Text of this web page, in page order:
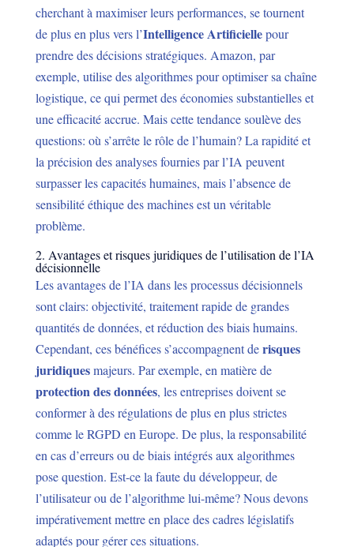
cherchant à maximiser leurs performances, se tournent
de plus en plus vers l’Intelligence Artificiellepour
prendre des décisions stratégiques. Amazon, par
exemple, utilise des algorithmes pour optimiser sa chaîne
logistique, ce qui permet des économies substantielles et
une efficacité accrue. Mais cette tendance soulève des
questions: où s’arrête le rôle de l’humain? La rapidité et
la précision des analyses fournies par l’IA peuvent
surpasser les capacités humaines, mais l’absence de
sensibilité éthique des machines est un véritable
problème.
2. Avantages et risques juridiques de l’utilisation de l’IA
décisionnelle
Les avantages de l’IA dans les processus décisionnels
sont clairs: objectivité, traitement rapide de grandes
quantités de données, et réduction des biais humains.
Cependant, ces bénéfices s’accompagnent derisques
juridiquesmajeurs. Par exemple, en matière de
protection des données, les entreprises doivent se
conformer à des régulations de plus en plus strictes
comme le RGPD en Europe. De plus, la responsabilité
en cas d’erreurs ou de biais intégrés aux algorithmes
pose question. Est-ce la faute du développeur, de
l’utilisateur ou de l’algorithme lui-même? Nous devons
impérativement mettre en place des cadres législatifs
adaptés pour gérer ces situations.